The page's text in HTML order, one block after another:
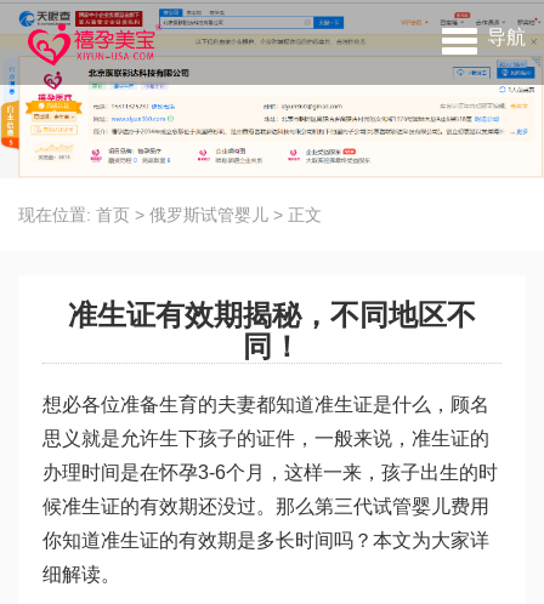
导航
现在位置: 首页 > 俄罗斯试管婴儿 > 正文
准生证有效期揭秘，不同地区不
同！
想必各位准备生育的夫妻都知道准生证是什么，顾名
思义就是允许生下孩子的证件，一般来说，准生证的
办理时间是在怀孕3-6个月，这样一来，孩子出生的时
候准生证的有效期还没过。那么第三代试管婴儿费用
你知道准生证的有效期是多长时间吗？本文为大家详
细解读。